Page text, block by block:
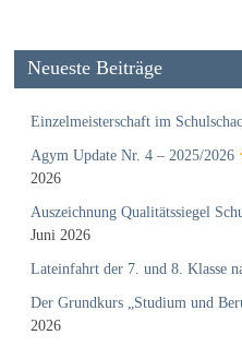
Neueste Beiträge
Einzelmeisterschaft im
Agym Update Nr. 4 – 2025/2026
2026
Auszeichnung Qualitätssiegel
Juni 2026
Lateinfahrt der 7. und 8. Klasse
Der Grundkurs „Studium und
2026